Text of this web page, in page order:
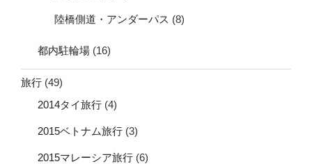
陸橋側道・アンダーパス (8)
都内駐輪場 (16)
旅行 (49)
2014タイ旅行 (4)
2015ベトナム旅行 (3)
2015マレーシア旅行 (6)